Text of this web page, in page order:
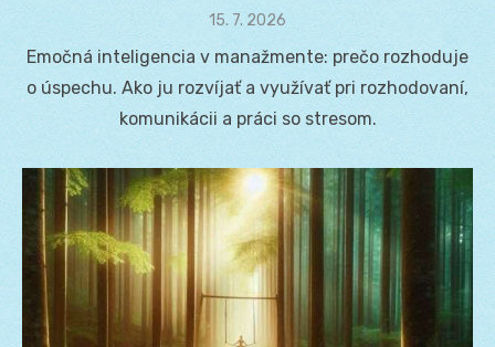
Posted
15. 7. 2026
Emočná inteligencia v manažmente: prečo rozhoduje
o úspechu. Ako ju rozvíjať a využívať pri rozhodovaní,
komunikácii a práci so stresom.